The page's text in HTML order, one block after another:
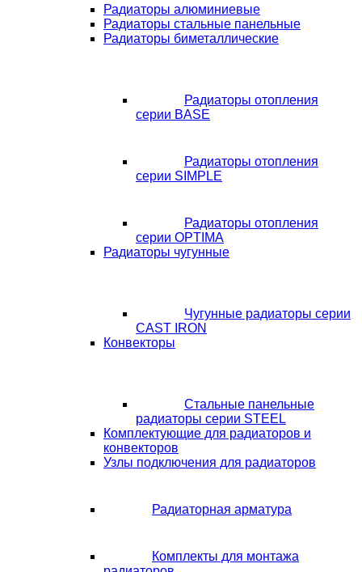
Радиаторы алюминиевые
Радиаторы стальные панельные
Радиаторы биметаллические
Радиаторы отопления
серии BASE
Радиаторы отопления
серии SIMPLE
Радиаторы отопления
серии OPTIMA
Радиаторы чугунные
Чугунные радиаторы серии
CAST IRON
Конвекторы
Стальные панельные
радиаторы серии STEEL
Комплектующие для радиаторов и
конвекторов
Узлы подключения для радиаторов
Радиаторная арматура
Комплекты для монтажа